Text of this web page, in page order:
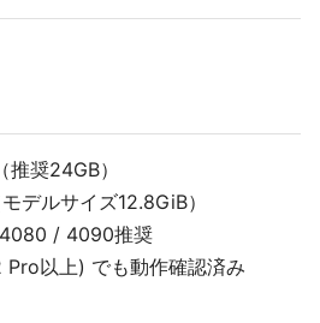
推奨24GB）
モデルサイズ12.8GiB）
/ 4090推奨
以上) でも動作確認済み